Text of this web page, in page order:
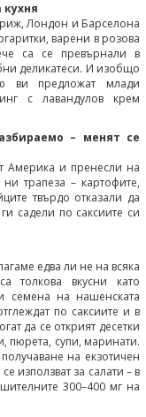
Лондон и Барселона
варени в розова
са се превърнали в
деликатеси. И изобщо
ви предложат млади
с лавандулов крем
– менят се
Америка и пренесли на
трапеза – картофите,
твърдо отказали да
садели по саксиите си
едва ли не на всяка
толкова вкусни като
семена на нашенската
по саксиите и в
да се открият десетки
пюрета, супи, маринати.
на екзотичен
използват за салати – в
300–400 мг на